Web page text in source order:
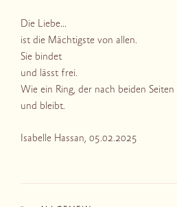
Die Liebe…
ist die Mächtigste von allen.
Sie bindet
und lässt frei.
Wie ein Ring, der nach beiden
und bleibt.
Isabelle Hassan, 05.02.2025